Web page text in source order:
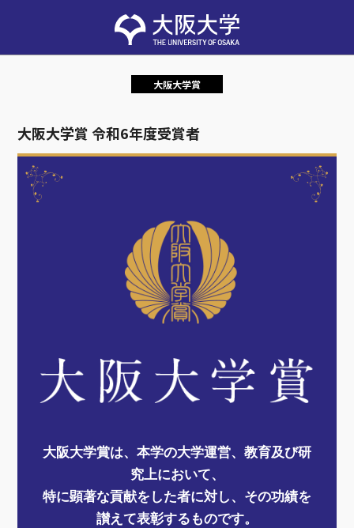
大阪大学賞
大阪大学賞 令和6年度受賞者
大阪大学賞は、本学の大学運営、教育及び研
究上において、
特に顕著な貢献をした者に対し、その功績を
讃えて表彰するものです。